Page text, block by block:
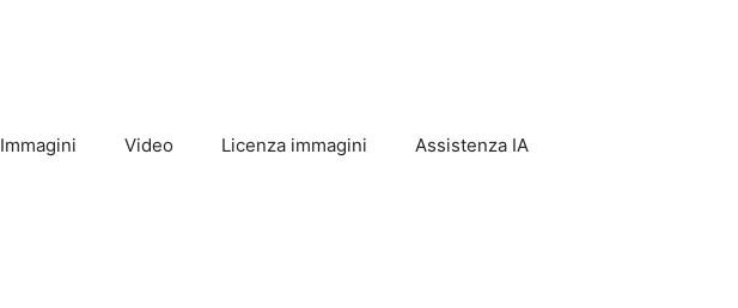
Immagini Video Licenza immagini Assistenza IA